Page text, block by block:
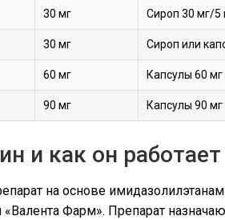
30 мг Сироп 30 мг/5
30 мг Сироп или
60 мг Капсулы 60 мг
90 мг Капсулы 90 мг
и как он работает
на основе
Фарм». Препарат